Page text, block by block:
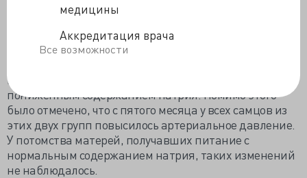
медицины
Аккредитация врача
Все возможности
почечных клубочков и изменение артериального
давления в разном возрасте.
В результате было обнаружено, что число почечных
матерей, получавших питание с повышенным или
пониженным содержанием натрия. Помимо этого
было отмечено, что с пятого месяца у всех самцов из
этих двух групп повысилось артериальное давление.
У потомства матерей, получавших питание с
нормальным содержанием натрия, таких изменений
не наблюдалось.